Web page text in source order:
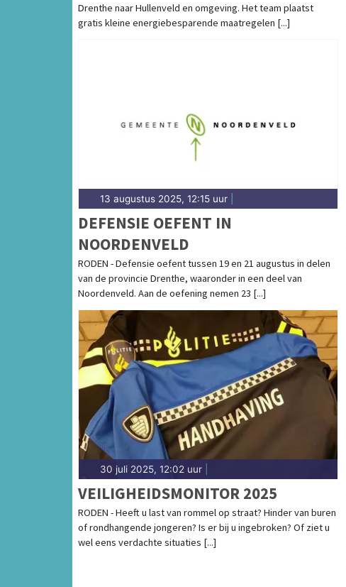
Drenthe naar Hullenveld en omgeving. Het team plaatst
gratis kleine energiebesparende maatregelen [...]
13 augustus 2025, 12:15 uur
DEFENSIE OEFENT IN
NOORDENVELD
RODEN - Defensie oefent tussen 19 en 21 augustus in delen
van de provincie Drenthe, waaronder in een deel van
Noordenveld. Aan de oefening nemen 23 [...]
30 juli 2025, 12:02 uur
VEILIGHEIDSMONITOR 2025
RODEN - Heeft u last van rommel op straat? Hinder van buren
of rondhangende jongeren? Is er bij u ingebroken? Of ziet u
wel eens verdachte situaties [...]